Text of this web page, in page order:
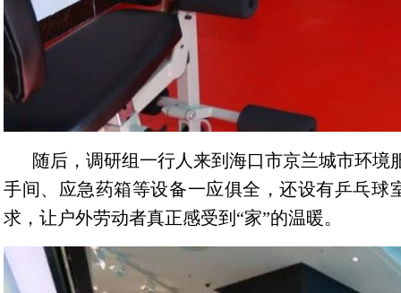
随后，调研组一行人来到海口市京兰城市环
手间、应急药箱等设备一应俱全，还设有乒乓
求，让户外劳动者真正感受到“家”的温暖。